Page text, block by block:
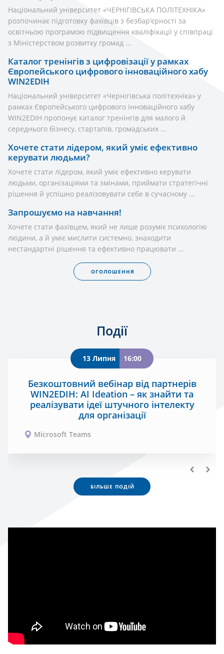
Національний університет «ЧЕРНІГІВСЬКА ПОЛІТЕХНІКА»
розпочинає підготовку фахівців з безбар’єрності за
освітньою програмою підвищення кваліфікації у співпраці
з Міністерством розвитку громад ...
Каталог тренінгів з цифровізації у рамках
Європейського цифрового інноваційного хабу
WIN2EDIH
Національний університет «Чернігівська політехніка» у
рамках Європейського цифрового інноваційного хабу
WIN2EDIH пропонує каталог тренінгів для малого й
середнього бізнесу, стартапів, громадських ...
Хочете стати лідером, який уміє ефективно
керувати людьми?
Хочете стати лідером, який уміє ефективно керувати
людьми, організаціями та змінами, приймати стратегічні
рішення й успішно реалізовувати себе в сучасному ...
Запрошуємо на навчання!
Хочете стати фахівцем, який не лише розуміє психологію
людини, а й уміє мислити системно, знаходити
нестандартні рішення та ефективно працювати ...
ОГОЛОШЕННЯ
Події
13 Липня 16:00
Безкоштовний вебінар від партнерів
WIN2EDIH: AI Ideation – як знайти та
реалізувати ідеї штучного інтелекту
для організації
Microsoft Тeams
БІЛЬШЕ ПОДІЙ